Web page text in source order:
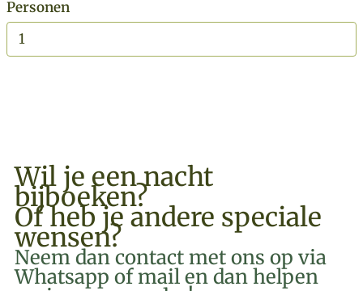
Personen
Wil je een nacht
bijboeken?
Of heb je andere speciale
wensen?
Neem dan contact met ons op via
Whatsapp of mail en dan helpen